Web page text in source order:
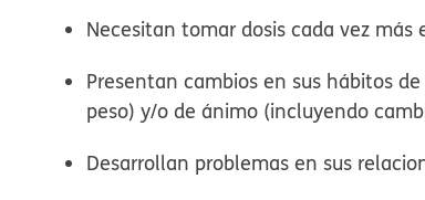
Necesitan tomar dosis cada vez
Presentan cambios en sus hábitos
peso) y/o de ánimo (incluyendo
Desarrollan problemas en sus